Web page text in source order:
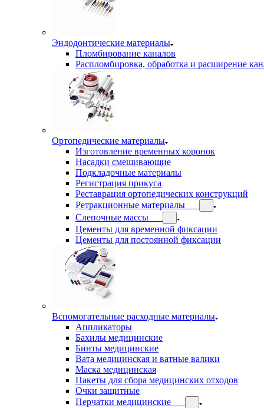
Эндодонтические материалы
Пломбирование каналов
Распломбировка, обработка и расширение
Ортопедические материалы
Изготовление временных коронок
Насадки смешивающие
Подкладочные материалы
Регистрация прикуса
Реставрация ортопедических конструкций
Ретракционные материалы
Слепочные массы
Цементы для временной фиксации
Цементы для постоянной фиксации
Вспомогательные расходные материалы
Аппликаторы
Бахилы медицинские
Бинты медицинские
Вата медицинская и ватные валики
Маска медицинская
Пакеты для сбора медицинских отходов
Очки защитные
Перчатки медицинские